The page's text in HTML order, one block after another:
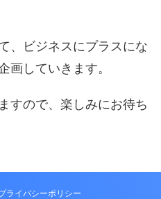
、ビジネスにプラスにな
画していきます。
すので、楽しみにお待ち
ライバシーポリシー